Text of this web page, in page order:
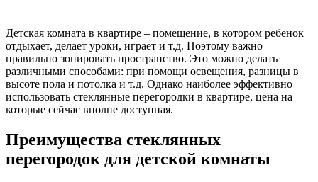
Детская комната в квартире – помещение, в котором ребенок
отдыхает, делает уроки, играет и т.д. Поэтому важно
правильно зонировать пространство. Это можно делать
различными способами: при помощи освещения, разницы в
высоте пола и потолка и т.д. Однако наиболее эффективно
использовать стеклянные перегородки в квартире, цена на
которые сейчас вполне доступная.
Преимущества стеклянных
перегородок для детской комнаты